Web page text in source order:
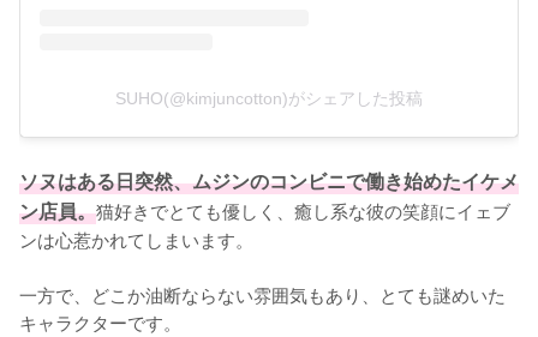
SUHO(@kimjuncotton)がシェアした投稿
ソヌはある日突然、ムジンのコンビニで働き始めたイケメ
ン店員。猫好きでとても優しく、癒し系な彼の笑顔にイェブ
ンは心惹かれてしまいます。
一方で、どこか油断ならない雰囲気もあり、とても謎めいた
キャラクターです。